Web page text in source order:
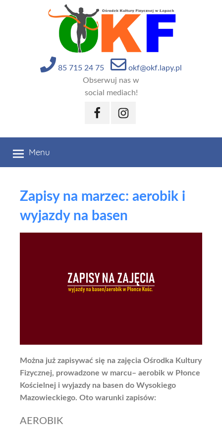
85 715 24 75
okf@okf.lapy.pl
Obserwuj nas w
social mediach!
FacebookInstagram
Menu
Zapisy na marzec: aerobik i
wyjazdy na basen
Można już zapisywać się na zajęcia Ośrodka Kultury
Fizycznej, prowadzone w marcu– aerobik w Płonce
Kościelnej i wyjazdy na basen do Wysokiego
Mazowieckiego. Oto warunki zapisów:
AEROBIK